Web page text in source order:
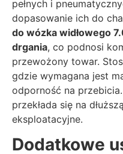
pełnych i
dopasowanie ich do
do wózka widłowego
drgania, co podnosi
przewożony towar.
gdzie wymagana jest
odporność na
przekłada się na
eksploatacyjne.
Dodatkowe